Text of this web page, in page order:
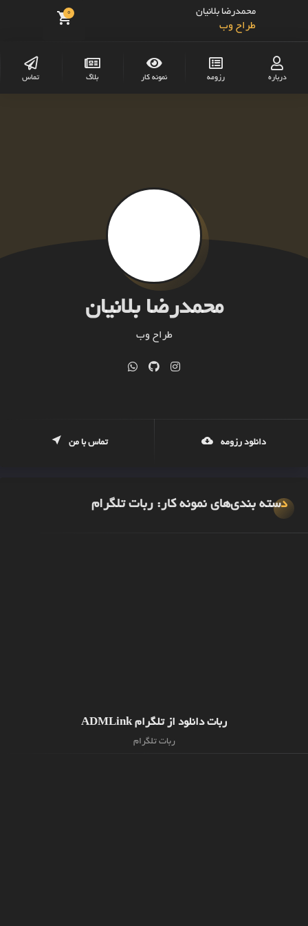
محمدرضا بلانیان
طراح وب
توسعه دهنده موبایل
برنامه نویس پایتون
0
درباره رزومه نمونه کار بلاگ تماس
محمدرضا بلانیان
طراح وب
توسعه دهنده موبایل
دانلود رزومه تماس با من
دسته بندی‌‌های نمونه کار: ربات تلگرام
ربات دانلود از تلگرام ADMLink
ربات تلگرام